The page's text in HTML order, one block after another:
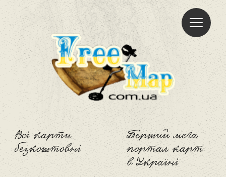
Всі карти
безкоштовні
Freemap
Перший мега
портал карт
в Україні